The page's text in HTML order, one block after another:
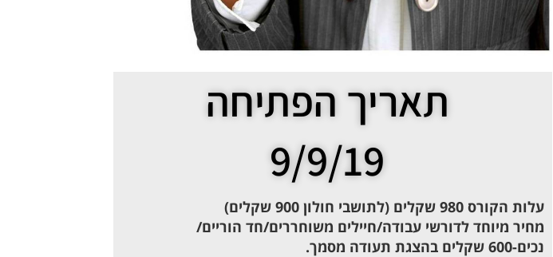
תאריך הפתיחה
9/9/19
עלות הקורס 980 שקלים (לתושבי חולון 900 שקלים)
מחיר מיוחד לדורשי עבודה/חיילים משוחררים/חד הוריים/
נכים-600 שקלים בהצגת תעודה מסמך.